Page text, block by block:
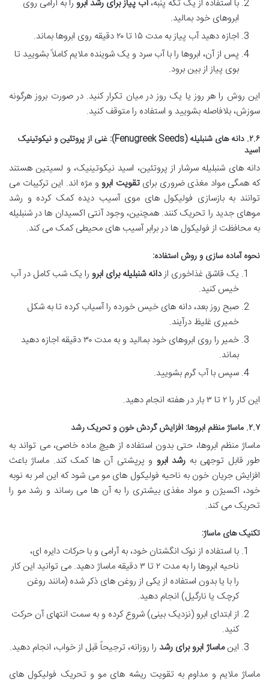
با استفاده از یک تکه پنبه،آب پیاز برای رشد ابرو را به آرامی روی
ابروهای خود بمالید.
اجازه دهید آب پیاز به مدت ۱۵ تا ۲۰ دقیقه روی ابروها بماند.
پس از آن، ابروها را با آب سرد و یک شوینده ملایم کاملاً بشویید تا
بوی پیاز از بین برود.
این روش را هر روز یا یک روز در میان تکرار کنید. در صورت بروز هرگونه
سوزش، بلافاصله بشویید و استفاده را متوقف کنید.
۲.۶. دانه های شنبلیله (Fenugreek Seeds): غنی از پروتئین و نیکوتینیک
اسید
دانه های شنبلیله سرشار از پروتئین، اسید نیکوتینیک، و لسیتین هستند
که همگی مواد مغذی ضروری برایتقویت ابرو و مژه اند. این ترکیبات می
توانند به بازسازی فولیکول های موی آسیب دیده کمک کرده و رشد
موهای جدید را تحریک کنند. همچنین، وجود آنتی اکسیدان ها در شنبلیله
به محافظت از فولیکول ها در برابر آسیب های محیطی کمک می کند.
نحوه آماده سازی و روش استفاده:
یک قاشق غذاخوری ازدانه شنبلیله برای ابرو را یک شب کامل در آب
خیس کنید.
صبح روز بعد، دانه های خیس خورده را آسیاب کرده تا به شکل
خمیری غلیظ درآیند.
خمیر را روی ابروهای خود بمالید و به مدت ۳۰ دقیقه اجازه دهید
بماند.
سپس با آب گرم بشویید.
این کار را ۲ تا ۳ بار در هفته انجام دهید.
۲.۷. ماساژ منظم ابروها: افزایش گردش خون و تحریک رشد
ماساژ منظم ابروها، حتی بدون استفاده از هیچ ماده خاصی، می تواند به
طور قابل توجهی به رشد ابرو و پرپشتی آن ها کمک کند. ماساژ باعث
افزایش جریان خون به ناحیه فولیکول های مو می شود که این امر به نوبه
خود، اکسیژن و مواد مغذی بیشتری را به آن ها می رساند و رشد مو را
تحریک می کند.
تکنیک های ماساژ:
با استفاده از نوک انگشتان خود، به آرامی و با حرکات دایره ای،
ناحیه ابروها را به مدت ۲ تا ۳ دقیقه ماساژ دهید. می توانید این کار
را با یا بدون استفاده از یکی از روغن های ذکر شده (مانند روغن
کرچک یا نارگیل) انجام دهید.
از ابتدای ابرو (نزدیک بینی) شروع کرده و به سمت انتهای آن حرکت
کنید.
اینماساژ ابرو برای رشد را روزانه، ترجیحاً قبل از خواب، انجام دهید.
ماساژ ملایم و مداوم به تقویت ریشه های مو و تحریک فولیکول های